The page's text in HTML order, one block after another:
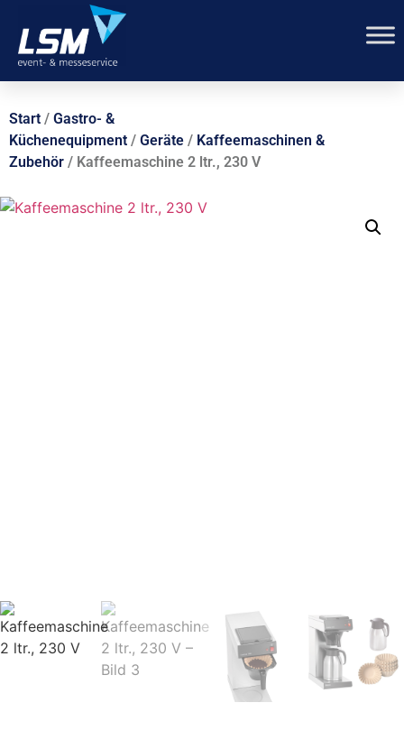
Start / Gastro- &
Küchenequipment / Geräte / Kaffeemaschinen &
Zubehör / Kaffeemaschine 2 ltr., 230 V